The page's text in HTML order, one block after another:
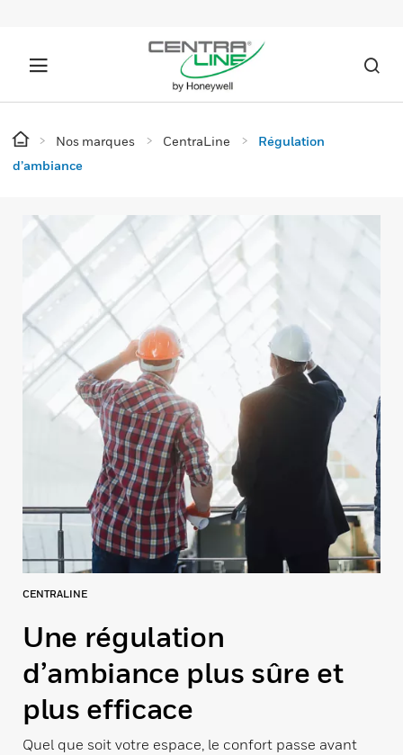
Nos marques CentraLine
Régulation
d’ambiance
CENTRALINE
Une régulation
d’ambiance plus sûre et
plus efficace
Quel que soit votre espace, le confort passe avant